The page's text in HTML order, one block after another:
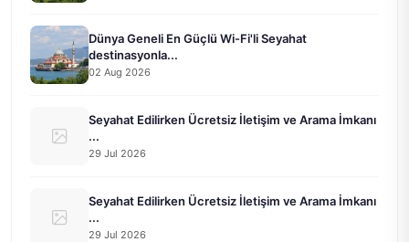
Dünya Geneli En Güçlü Wi-Fi'li Seyahat
destinasyonla...
02 Aug 2026
Seyahat Edilirken Ücretsiz İletişim ve Arama İmkanı
...
29 Jul 2026
Seyahat Edilirken Ücretsiz İletişim ve Arama İmkanı
...
29 Jul 2026